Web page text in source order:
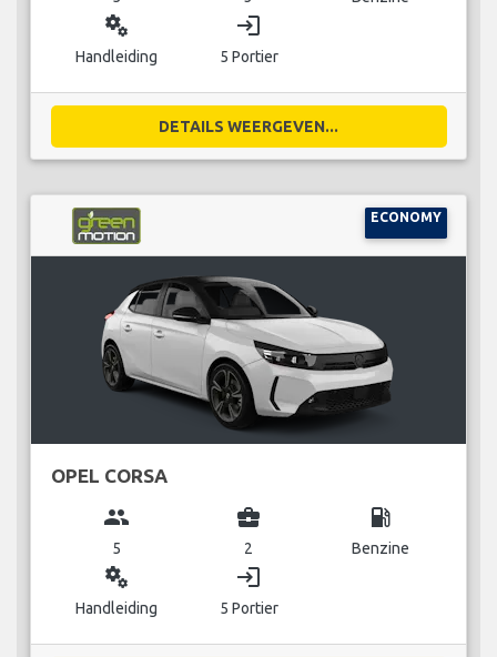
miscellaneous_services
Handleiding
login
5 Portier
DETAILS WEERGEVEN...
ECONOMY
OPEL CORSA
group
5
business_center
2
local_gas_station
Benzine
miscellaneous_services
Handleiding
login
5 Portier